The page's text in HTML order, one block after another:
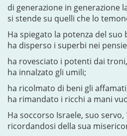
di generazione in generazione
si stende su quelli che lo
Ha spiegato la potenza del suo
ha disperso i superbi nei
ha rovesciato i potenti dai
ha innalzato gli umili;
ha ricolmato di beni gli
ha rimandato i ricchi a mani
Ha soccorso Israele, suo servo,
ricordandosi della sua